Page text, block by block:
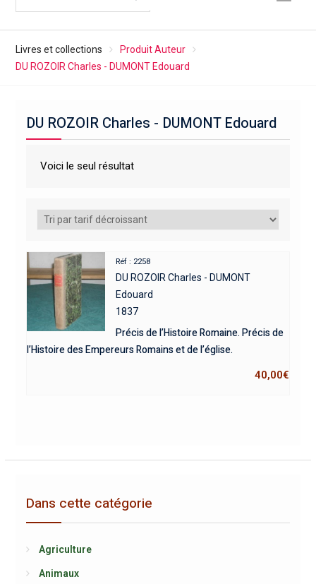
Livres et collections
Produit Auteur
DU ROZOIR Charles - DUMONT Edouard
DU ROZOIR Charles - DUMONT Edouard
Voici le seul résultat
Réf : 2258
DU ROZOIR Charles - DUMONT
Edouard
1837
Précis de l’Histoire Romaine. Précis de
l’Histoire des Empereurs Romains et de l’église.
40,00€
Dans cette catégorie
Agriculture
Animaux